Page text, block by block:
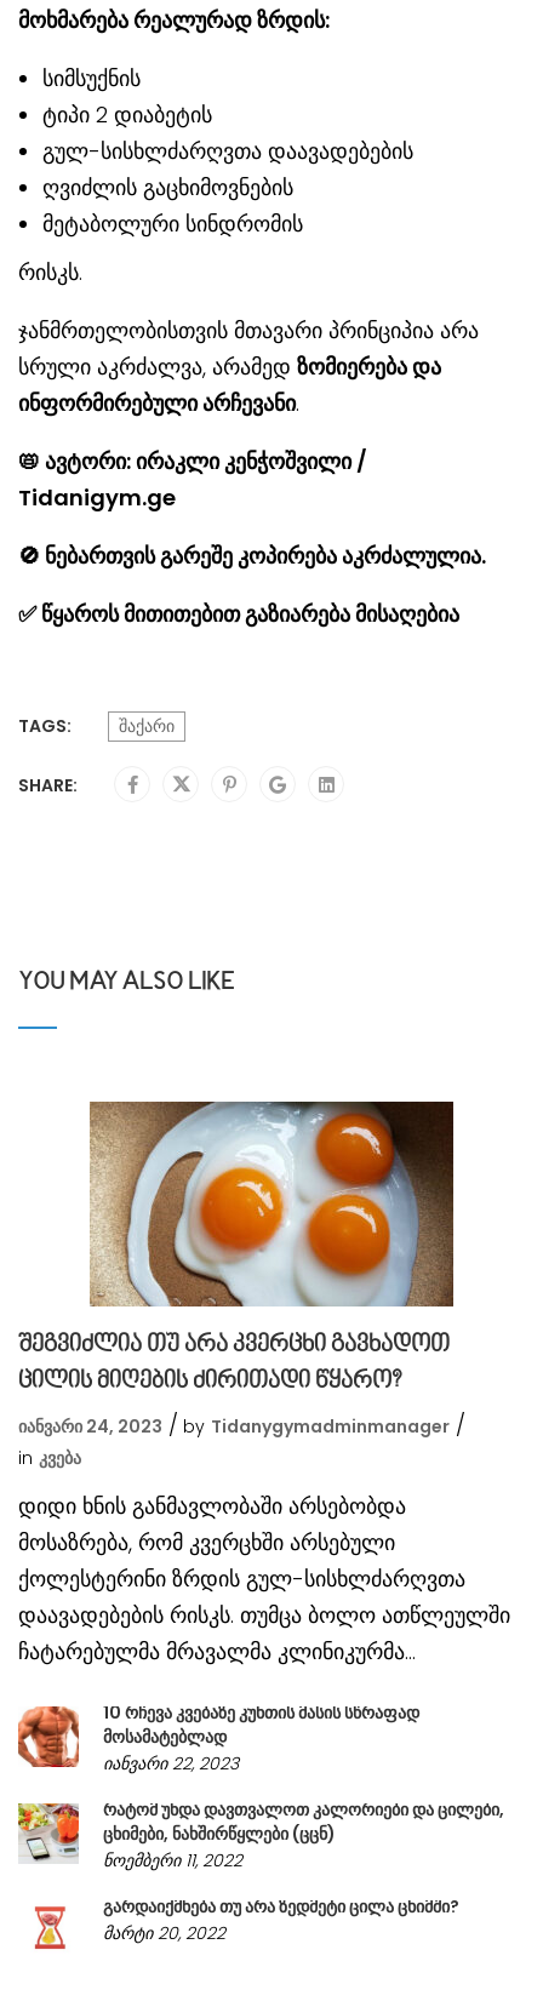
მოხმარება რეალურად ზრდის:
სიმსუქნის
ტიპი 2 დიაბეტის
გულ-სისხლძარღვთა დაავადებების
ღვიძლის გაცხიმოვნების
მეტაბოლური სინდრომის
რისკს.
ჯანმრთელობისთვის მთავარი პრინციპია არა
სრული აკრძალვა, არამედ ზომიერება და
ინფორმირებული არჩევანი.
📛 ავტორი: ირაკლი კენჭოშვილი /
Tidanigym.ge
🚫 ნებართვის გარეშე კოპირება აკრძალულია.
✅წყაროს მითითებით გაზიარება მისაღებია
TAGS: შაქარი
SHARE:
YOU MAY ALSO LIKE
შეგვიძლია თუ არა კვერცხი გავხადოთ
ცილის მიღების ძირითადი წყარო?
იანვარი 24, 2023
by Tidanygymadminmanager
in Კვება
დიდი ხნის განმავლობაში არსებობდა
მოსაზრება, რომ კვერცხში არსებული
ქოლესტერინი ზრდის გულ-სისხლძარღვთა
დაავადებების რისკს. თუმცა ბოლო ათწლეულში
ჩატარებულმა მრავალმა კლინიკურმა...
10 რჩევა კვებაზე კუნთის მასის სწრაფად
მოსამატებლად
იანვარი 22, 2023
რატომ უნდა დავთვალოთ კალორიები და ცილები,
ცხიმები, ნახშირწყლები (ცცნ)
ნოემბერი 11, 2022
გარდაიქმნება თუ არა ზედმეტი ცილა ცხიმში?
მარტი 20, 2022